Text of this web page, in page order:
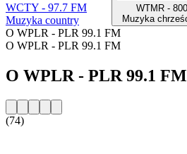
WCTY - 97.7 FM
Muzyka country
WTMR -
Muzyka
O WPLR - PLR 99.1 FM
O WPLR - PLR 99.1 FM
O WPLR - PLR 99.1 FM
(74)